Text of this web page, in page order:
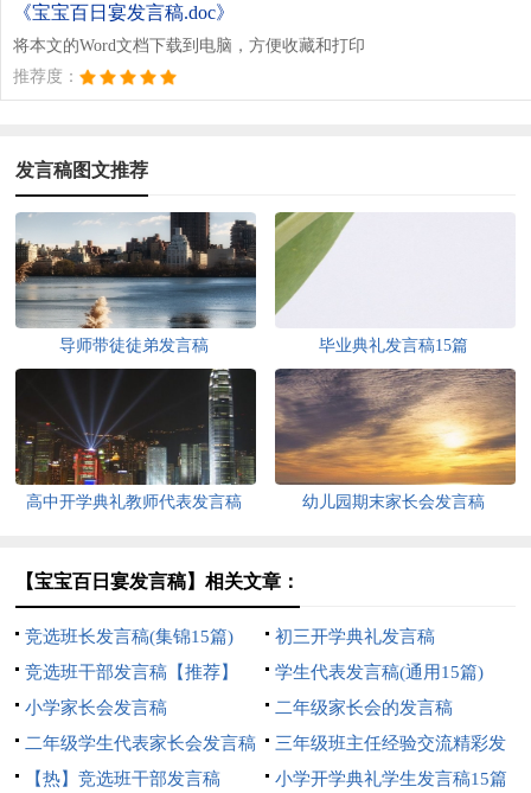
《宝宝百日宴发言稿.doc》
将本文的Word文档下载到电脑，方便收藏和打印
推荐度：
发言稿图文推荐
导师带徒徒弟发言稿 毕业典礼发言稿15篇
高中开学典礼教师代表发言稿 幼儿园期末家长会发言稿
【宝宝百日宴发言稿】相关文章：
竞选班长发言稿(集锦15篇)
初三开学典礼发言稿
竞选班干部发言稿【推荐】
学生代表发言稿(通用15篇)
小学家长会发言稿
二年级家长会的发言稿
二年级学生代表家长会发言稿
三年级班主任经验交流精彩发
言稿范文（精选12篇）
【热】竞选班干部发言稿 小学开学典礼学生发言稿15篇